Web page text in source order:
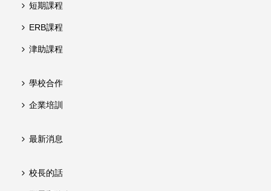
短期課程
ERB課程
津助課程
學校合作
企業培訓
最新消息
校長的話